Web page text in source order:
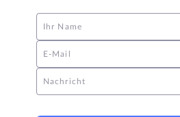
Ihr Name
E-Mail
Nachricht